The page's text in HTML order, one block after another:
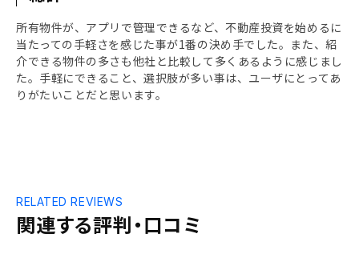
所有物件が、アプリで管理できるなど、不動産投資を始めるに
当たっての手軽さを感じた事が1番の決め手でした。また、紹
介できる物件の多さも他社と比較して多くあるように感じまし
た。手軽にできること、選択肢が多い事は、ユーザにとってあ
りがたいことだと思います。
関連する評判・口コミ
RELATED REVIEWS